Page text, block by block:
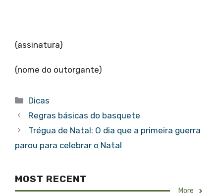
(assinatura)
(nome do outorgante)
Categorias
Dicas
Regras básicas do basquete
Trégua de Natal: O dia que a primeira guerra
parou para celebrar o Natal
MOST RECENT
More